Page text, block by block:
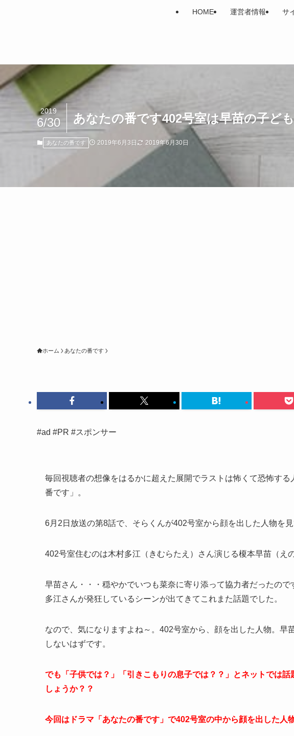
HOME 運営者情報 サ
あなたの番です402号室は早苗の子ど
2019
6/30
あなたの番です 2019年6月3日 2019年6月30日
ホーム あなたの番です
#ad #PR #スポンサー
毎回視聴者の想像をはるかに超えた展開でラストは怖くて恐怖す
番です」。
6月2日放送の第8話で、そらくんが402号室から顔を出した人物を
402号室住むのは木村多江（きむらたえ）さん演じる榎本早苗（え
早苗さん・・・穏やかでいつも菜奈に寄り添って協力者だったの
多江さんが発狂しているシーンが出てきてこれまた話題でした。
なので、気になりますよね～。402号室から、顔を出した人物。早
しないはずです。
でも「子供では？」「引きこもりの息子では？？」とネットでは
しょうか？？
今回はドラマ「あなたの番です」で402号室の中から顔を出した人